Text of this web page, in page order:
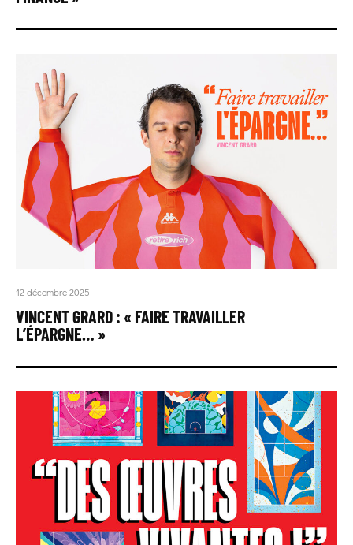
12 décembre 2025
VINCENT GRARD : « FAIRE TRAVAILLER
L’ÉPARGNE… »